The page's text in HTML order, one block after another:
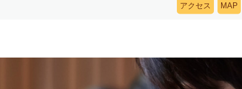
アクセス MAP